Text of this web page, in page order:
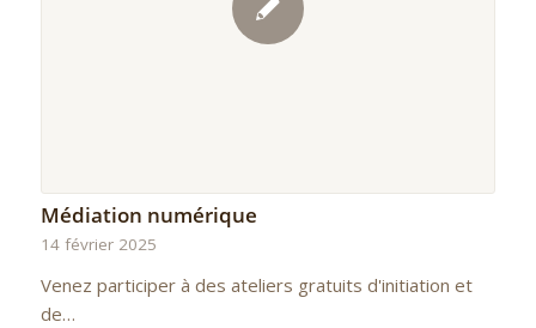
Médiation numérique
14 février 2025
Venez participer à des ateliers gratuits d'initiation et
de…